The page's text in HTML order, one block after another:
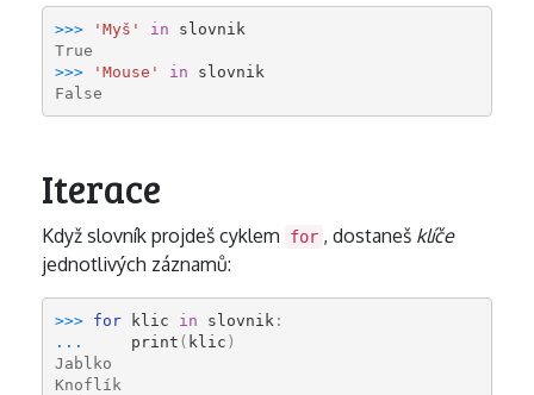
>>> 'Myš' in
slovnik
True
>>>
'Mouse' in
slovnik
False
Iterace
Když slovník projdeš cyklem for , dostaneš klíče
jednotlivých záznamů:
>>> for klic in slovnik :
...
print ( klic )
Jablko
Knoflík